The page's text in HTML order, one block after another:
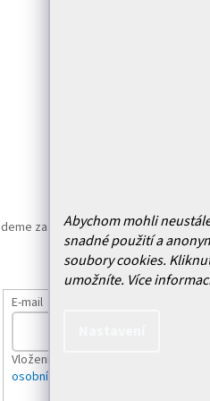
Abychom mohli
snadné použití a
soubory cookies.
umožníte. Více
zasílat informace o nových
E-mail
Vložením e-mailu souhlasíte s
osobních údajů